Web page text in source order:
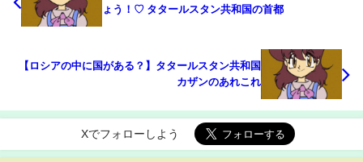
ょう！♡ タタールスタン共和国の首都
【ロシアの中に国がある？】タタールスタン共和国
カザンのあれこれ
Xでフォローしよう